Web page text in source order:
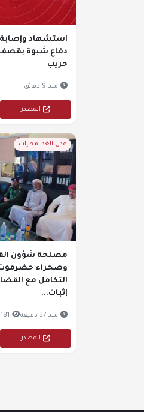
دفاع شبوة
حريب
منذ 9 دقائق
المصدر
عدن الغد- محليات
مصلحة شؤون
وصحراء حضرموت
التكامل مع
إثبات...
منذ 37 دقيقة 181
المصدر